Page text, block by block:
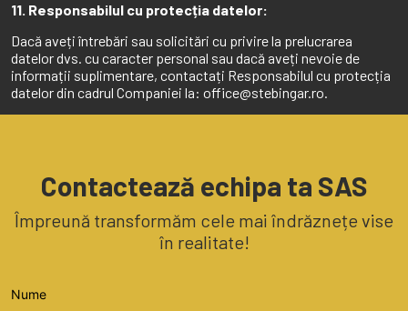
11. Responsabilul cu protecția datelor:
Dacă aveți întrebări sau solicitări cu privire la prelucrarea
datelor dvs. cu caracter personal sau dacă aveți nevoie de
informații suplimentare, contactați Responsabilul cu protecția
datelor din cadrul Companiei la: office@stebingar.ro.
Contactează echipa ta SAS
Împreună transformăm cele mai îndrăznețe vise
în realitate!